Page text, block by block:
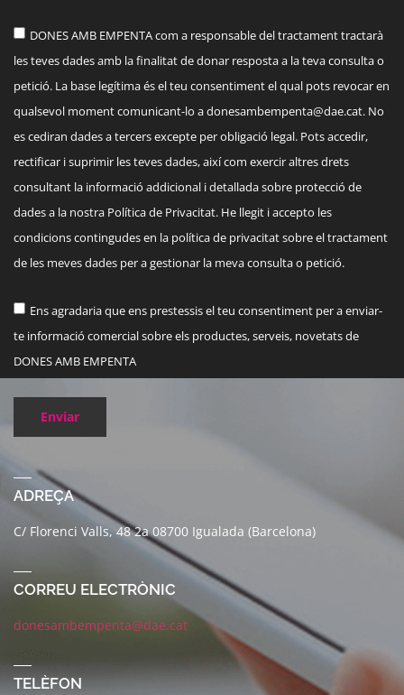
DONES AMB EMPENTA com a responsable del tractament tractarà
les teves dades amb la finalitat de donar resposta a la teva consulta o
petició. La base legítima és el teu consentiment el qual pots revocar en
qualsevol moment comunicant-lo adonesambempenta@dae.cat. No
es cediran dades a tercers excepte per obligació legal. Pots accedir,
rectificar i suprimir les teves dades, així com exercir altres drets
consultant la informació addicional i detallada sobre protecció de
dades a la nostra Política de Privacitat. He llegit i accepto les
condicions contingudes en la política de privacitat sobre el tractament
de les meves dades per a gestionar la meva consulta o petició.
Ens agradaria que ens prestessis el teu consentiment per a enviar-
te informació comercial sobre els productes, serveis, novetats de
DONES AMB EMPENTA
Enviar
ADREÇA
C/ Florenci Valls, 48 2a 08700 Igualada (Barcelona)
CORREU ELECTRÒNIC
donesambempenta@dae.cat
TELÈFON